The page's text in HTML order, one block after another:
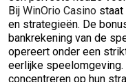
Bij WinOrio Casino staat
en strategieën. De
bankrekening van de
opereert onder een
eerlijke
concentreren op hun